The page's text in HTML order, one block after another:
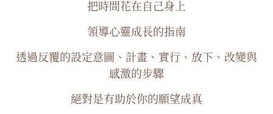
把時間花在自己身上
領導心靈成長的指南
透過反覆的設定意圖、計畫、實行、放下、改變與
感激的步驟
絕對是有助於你的願望成真